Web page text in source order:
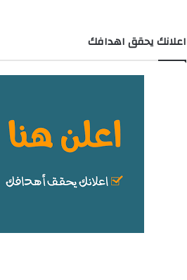
اعلانك يحقق اهدافك